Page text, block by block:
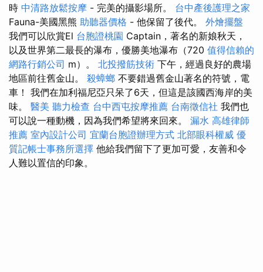
時 中清路放鬆按摩 - 完美的攝影場所。 台中產後護理之家
Fauna-美國黑熊 助聽器價格 - 他保留了後代。 外燴擺盤
我們可以欣賞El 台胞證桃園 Captain，著名的新娘秋天，
以及世界第二最長的瀑布，優勝美地瀑布（720 值得信賴的
網路行銷公司 m）。 北投撥筋技術 下午，經過良好的農場
地區前往舊金山。 殺蟑螂 不要錯過舊金山著名的符號，電
車！ 我們在加利福尼亞只呆了6天，但這是該國西海岸的美
味。 醫美 聽力檢查 台中西屯按摩推薦 台南徵信社 我們也
可以說一種動機，因為我們希望將來回來。 漏水 高雄律師
推薦 室內設計公司 宜蘭台胞證辦理方式 北部眼科權威 優
質記帳士事務所選擇 他給我們留下了更加可愛，友善和令
人難以置信的印象。